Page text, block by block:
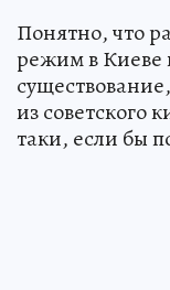
Понятно, что
режим в Киеве
из советского
таки, если бы